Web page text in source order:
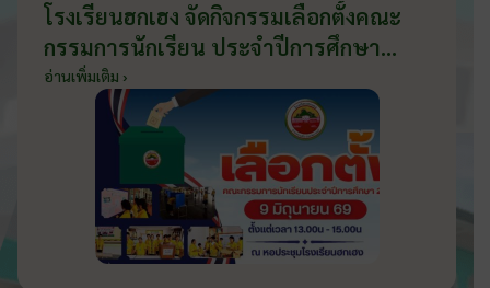
โรงเรียนฮกเฮง จัดกิจกรรมเลือกตั้งคณะ
กรรมการนักเรียน ประจำปีการศึกษา
2569 ส่งเสริมประชาธิปไตยในโรงเรียน
วันที่ 9 มิถุนายน 2569
อ่านเพิ่มเติม ›